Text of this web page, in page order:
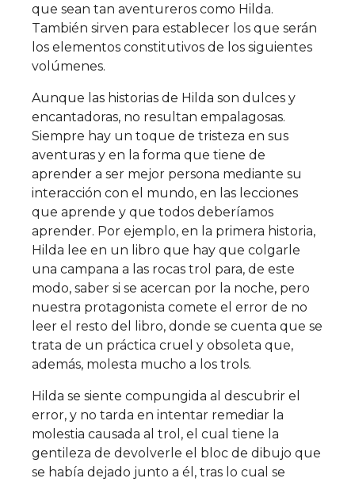
que sean tan aventureros como Hilda.
También sirven para establecer los que serán
los elementos constitutivos de los siguientes
volúmenes.
Aunque las historias de Hilda son dulces y
encantadoras, no resultan empalagosas.
Siempre hay un toque de tristeza en sus
aventuras y en la forma que tiene de
aprender a ser mejor persona mediante su
interacción con el mundo, en las lecciones
que aprende y que todos deberíamos
aprender. Por ejemplo, en la primera historia,
Hilda lee en un libro que hay que colgarle
una campana a las rocas trol para, de este
modo, saber si se acercan por la noche, pero
nuestra protagonista comete el error de no
leer el resto del libro, donde se cuenta que se
trata de un práctica cruel y obsoleta que,
además, molesta mucho a los trols.
Hilda se siente compungida al descubrir el
error, y no tarda en intentar remediar la
molestia causada al trol, el cual tiene la
gentileza de devolverle el bloc de dibujo que
se había dejado junto a él, tras lo cual se